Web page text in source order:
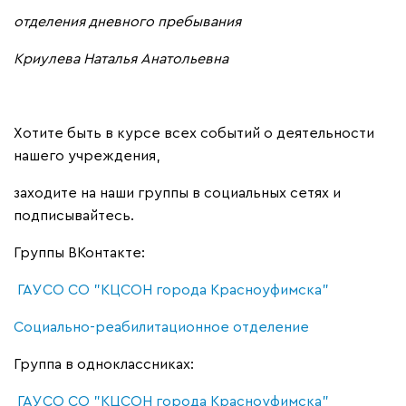
отделения дневного пребывания
Криулева Наталья Анатольевна
Хотите быть в курсе всех событий о деятельности
нашего учреждения,
заходите на наши группы в социальных сетях и
подписывайтесь.
Группы ВКонтакте:
ГАУСО СО "КЦСОН города Красноуфимска"
Социально-реабилитационное отделение
Группа в одноклассниках:
ГАУСО СО "КЦСОН города Красноуфимска"